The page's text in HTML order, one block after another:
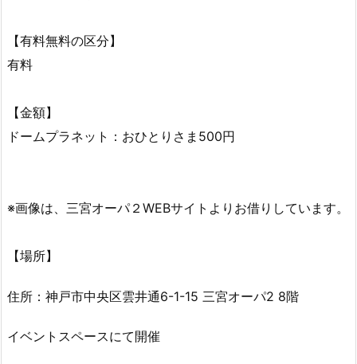
【有料無料の区分】
有料
【金額】
ドームプラネット：おひとりさま500円
※画像は、三宮オーパ２WEBサイトよりお借りしています。
【場所】
住所：神戸市中央区雲井通6-1-15 三宮オーパ2 8階
イベントスペースにて開催